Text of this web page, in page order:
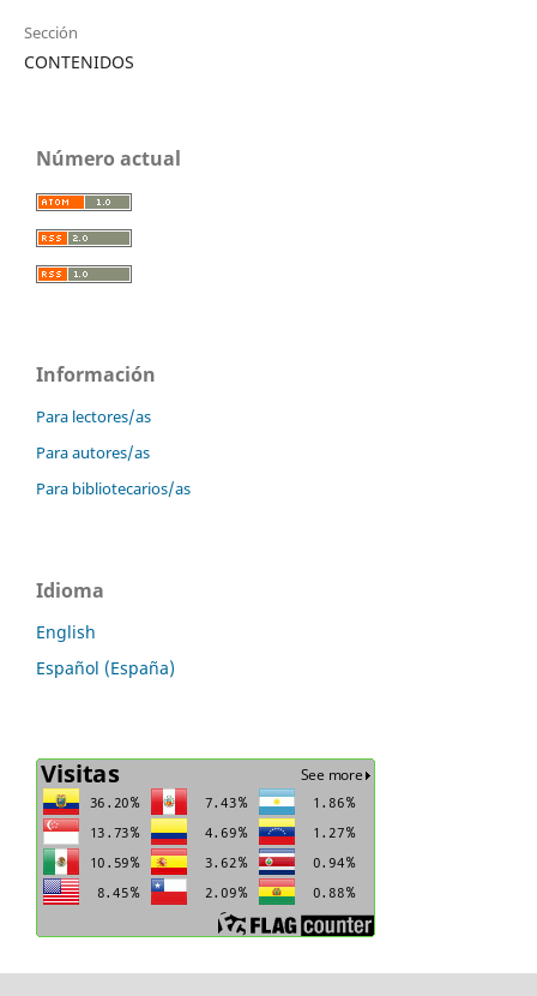
Sección
CONTENIDOS
Número actual
Información
Para lectores/as
Para autores/as
Para bibliotecarios/as
Idioma
English
Español (España)